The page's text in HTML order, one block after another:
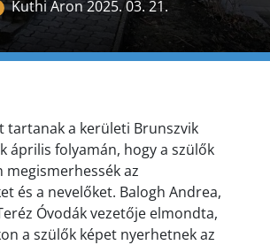
Kuthi Áron 2025. 03. 21.
tartanak a kerületi Brunszvik
április folyamán, hogy a szülők
megismerhessék az
és a nevelőket. Balogh Andrea,
Óvodák vezetője elmondta,
a szülők képet nyerhetnek az